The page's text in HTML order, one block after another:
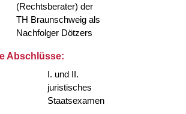
(Rechtsberater) der
TH Braunschweig als
Nachfolger Dötzers
Abschlüsse:
I. und II.
juristisches
Staatsexamen